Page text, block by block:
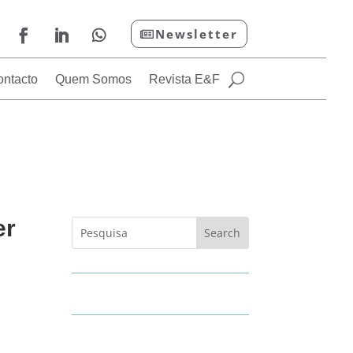
Newsletter
Quem Somos Revista E&F